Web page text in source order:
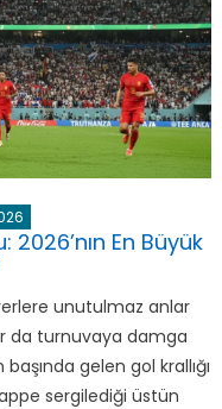
için
2026’nın En Büyük
unutulmaz anlar
da turnuvaya damga
gelen gol krallığı
sergilediği üstün